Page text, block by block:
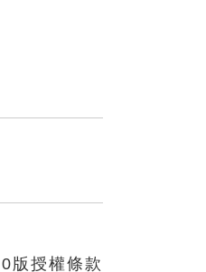
版授權條款